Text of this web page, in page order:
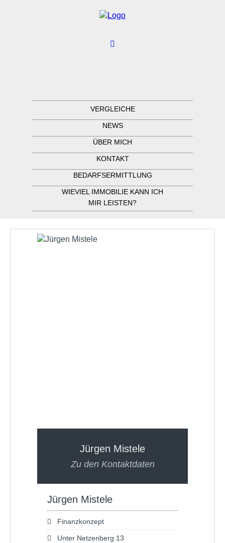
VERGLEICHE
NEWS
ÜBER MICH
KONTAKT
BEDARFSERMITTLUNG
WIEVIEL IMMOBILIE KANN ICH
MIR LEISTEN?
Jürgen Mistele
Zu den Kontaktdaten
Jürgen Mistele
Finanzkonzept
Unter Netzenberg 13